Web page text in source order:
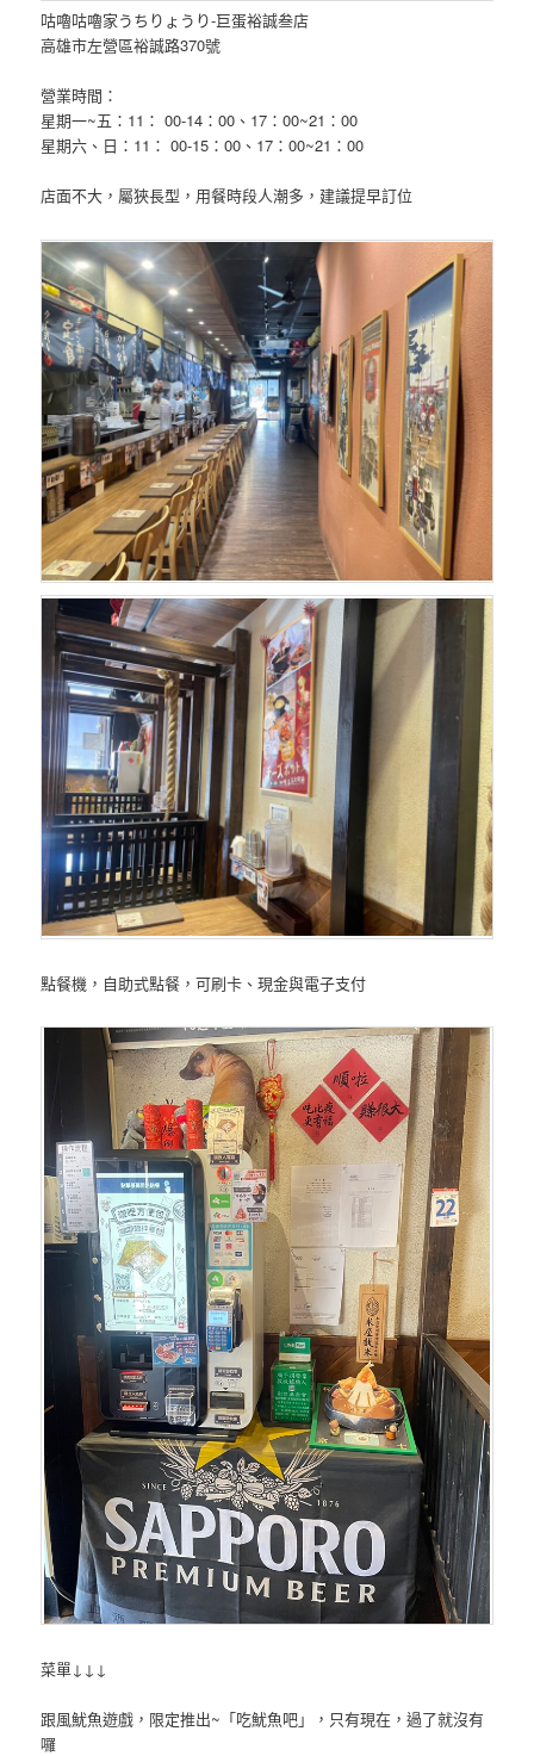
咕嚕咕嚕家うちりょうり-巨蛋裕誠叁店
高雄市左營區裕誠路370號
營業時間：
星期一~五：11： 00-14：00、17：00~21：00
星期六、日：11： 00-15：00、17：00~21：00
店面不大，屬狹長型，用餐時段人潮多，建議提早訂位
點餐機，自助式點餐，可刷卡、現金與電子支付
菜單↓↓↓
跟風魷魚遊戲，限定推出~「吃魷魚吧」，只有現在，過了就沒有
囉